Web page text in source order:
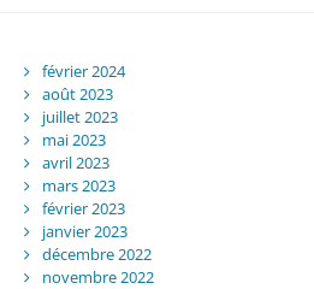
février 2024
août 2023
juillet 2023
mai 2023
avril 2023
mars 2023
février 2023
janvier 2023
décembre 2022
novembre 2022